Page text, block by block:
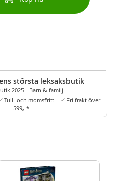
största leksaksbutik
2025 - Barn & familj
Tull- och momsfritt
Fri frakt över
599,-*